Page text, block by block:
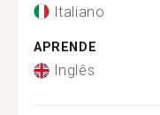
Italiano
APRENDE
Inglês